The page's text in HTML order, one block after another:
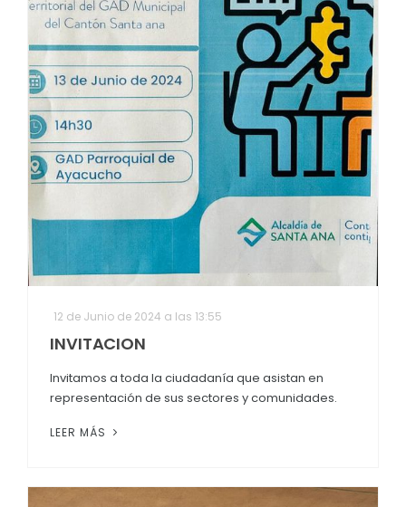
12 de Junio de 2024 a las 13:55
INVITACION
Invitamos a toda la ciudadanía que asistan en
representación de sus sectores y comunidades.
LEER MÁS